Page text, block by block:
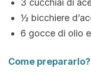
3 cucchiai di
½ bicchiere
6 gocce di olio
Come prepararlo?